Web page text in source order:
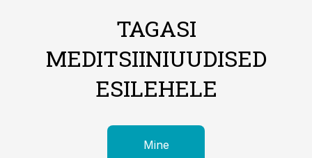
TAGASI
MEDITSIINIUUDISED
ESILEHELE
Mine